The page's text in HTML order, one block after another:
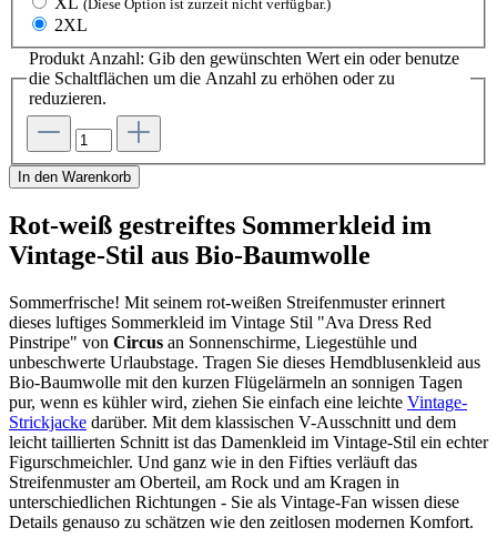
(Diese Option ist zurzeit nicht verfügbar.)
2XL
Produkt Anzahl: Gib den gewünschten Wert ein oder benutze
die Schaltflächen um die Anzahl zu erhöhen oder zu
reduzieren.
In den Warenkorb
Rot-weiß gestreiftes Sommerkleid im
Vintage-Stil aus Bio-Baumwolle
Sommerfrische! Mit seinem rot-weißen Streifenmuster erinnert
dieses luftiges Sommerkleid im Vintage Stil "Ava Dress Red
Pinstripe" von Circus an Sonnenschirme, Liegestühle und
unbeschwerte Urlaubstage. Tragen Sie dieses Hemdblusenkleid aus
Bio-Baumwolle mit den kurzen Flügelärmeln an sonnigen Tagen
pur, wenn es kühler wird, ziehen Sie einfach eine leichte Vintage-
Strickjacke darüber. Mit dem klassischen V-Ausschnitt und dem
leicht taillierten Schnitt ist das Damenkleid im Vintage-Stil ein echter
Figurschmeichler. Und ganz wie in den Fifties verläuft das
Streifenmuster am Oberteil, am Rock und am Kragen in
unterschiedlichen Richtungen - Sie als Vintage-Fan wissen diese
Details genauso zu schätzen wie den zeitlosen modernen Komfort.